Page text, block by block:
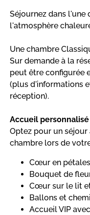
Séjournez dans l'une
l'atmosphère
Une chambre
Sur demande à la
peut être configurée
(plus d'informations
réception).
Accueil personnalisé
Optez pour un
chambre lors de
Cœur en
Bouquet de
Cœur sur le lit
Ballons et
Accueil VIP